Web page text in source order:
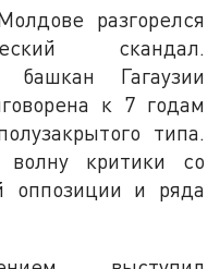
разгорелся
скандал.
башкан Гагаузии
к 7 годам
типа.
критики со
оппозиции и ряда